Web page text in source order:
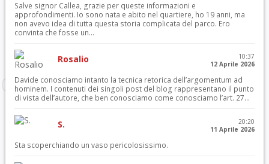
Salve signor Callea, grazie per queste informazioni e
approfondimenti. Io sono nata e abito nel quartiere, ho 19 anni, ma
non avevo idea di tutta questa storia complicata del parco. Ero
convinta che fosse un...
Rosalio
10:37
12 Aprile 2026
Davide conosciamo intanto la tecnica retorica dell’argomentum ad
hominem. I contenuti dei singoli post del blog rappresentano il punto
di vista dell’autore, che ben conosciamo come conosciamo l’art. 27...
S.
20:20
11 Aprile 2026
Sta scoperchiando un vaso pericolosissimo.